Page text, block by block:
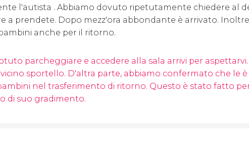
l'autista . Abbiamo dovuto ripetutamente chiedere al
a prendete. Dopo mezz'ora abbondante è arrivato.
anche per il ritorno.
parcheggiare e accedere alla sala arrivi per
vicino sportello. D'altra parte, abbiamo confermato che le
nel trasferimento di ritorno. Questo è stato fatto
di suo gradimento.